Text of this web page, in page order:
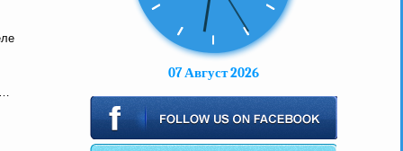
07 Август 2026